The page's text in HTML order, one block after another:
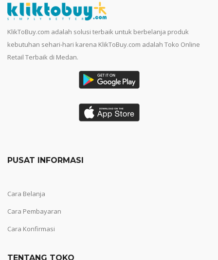
KlikToBuy.com adalah solusi terbaik untuk berbelanja produk
kebutuhan sehari-hari karena KlikToBuy.com adalah Toko Online
Retail Terbaik di Medan.
PUSAT INFORMASI
Cara Belanja
Cara Pembayaran
Cara Konfirmasi
TENTANG TOKO